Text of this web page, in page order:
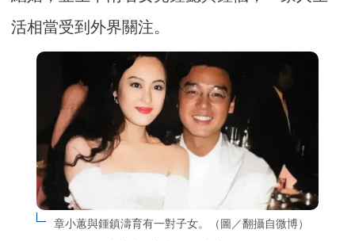
活相當受到外界關注。
章小蕙與鍾鎮濤育有一對子女。（圖／翻攝自微博）